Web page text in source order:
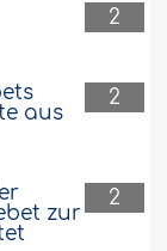
2
2
aus
2
zur